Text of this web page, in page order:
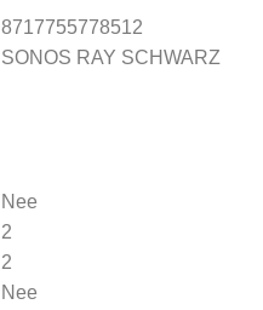
8717755778512
SONOS RAY SCHWARZ
Nee
2
2
Nee